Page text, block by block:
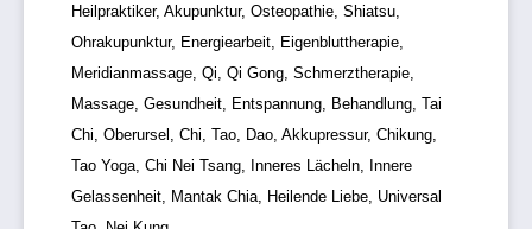
Heilpraktiker, Akupunktur, Osteopathie, Shiatsu,
Ohrakupunktur, Energiearbeit, Eigenbluttherapie,
Meridianmassage, Qi, Qi Gong, Schmerztherapie,
Massage, Gesundheit, Entspannung, Behandlung, Tai
Chi, Oberursel, Chi, Tao, Dao, Akkupressur, Chikung,
Tao Yoga, Chi Nei Tsang, Inneres Lächeln, Innere
Gelassenheit, Mantak Chia, Heilende Liebe, Universal